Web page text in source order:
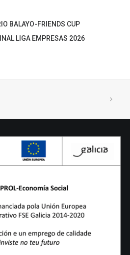
BALAYO-FRIENDS CUP
LIGA EMPRESAS 2026